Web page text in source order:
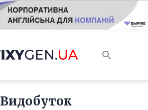
Видобуток